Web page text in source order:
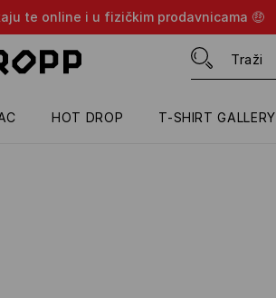
te online i u fizičkim prodavnicama 🤑
HOT DROP T-SHIRT GALLERY